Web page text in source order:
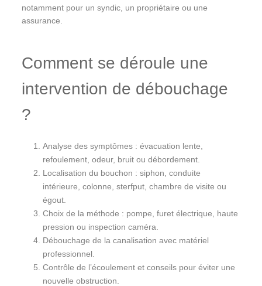
notamment pour un syndic, un propriétaire ou une
assurance.
Comment se déroule une
intervention de débouchage
?
Analyse des symptômes : évacuation lente,
refoulement, odeur, bruit ou débordement.
Localisation du bouchon : siphon, conduite
intérieure, colonne, sterfput, chambre de visite ou
égout.
Choix de la méthode : pompe, furet électrique, haute
pression ou inspection caméra.
Débouchage de la canalisation avec matériel
professionnel.
Contrôle de l’écoulement et conseils pour éviter une
nouvelle obstruction.